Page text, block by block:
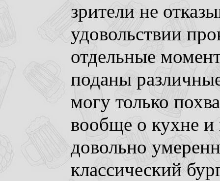
зрители не
удовольствии
отдельные
поданы
могу только
вообще о кухне и
довольно
классический